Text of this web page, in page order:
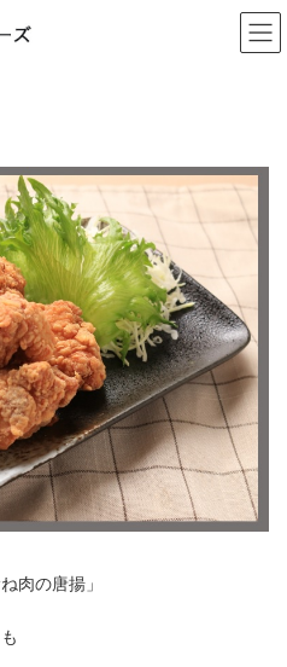
ね肉の唐揚」を好評
肉の唐揚」